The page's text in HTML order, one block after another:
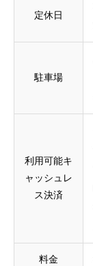
定休日
駐車場
利用可能キ
ャッシュレ
ス決済
料金